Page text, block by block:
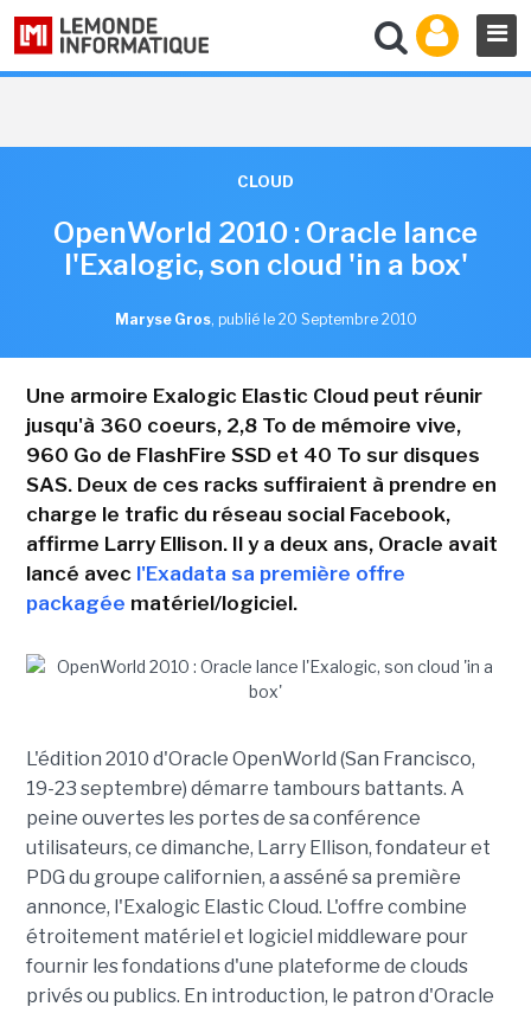
CLOUD
OpenWorld 2010 : Oracle lance
l'Exalogic, son cloud 'in a box'
Maryse Gros, publié le 20 Septembre 2010
Une armoire Exalogic Elastic Cloud peut réunir
jusqu'à 360 coeurs, 2,8 To de mémoire vive,
960 Go de FlashFire SSD et 40 To sur disques
SAS. Deux de ces racks suffiraient à prendre en
charge le trafic du réseau social Facebook,
affirme Larry Ellison. Il y a deux ans, Oracle avait
lancé avec l'Exadata sa première offre
packagée matériel/logiciel.
L'édition 2010 d'Oracle OpenWorld (San Francisco,
19-23 septembre) démarre tambours battants. A
peine ouvertes les portes de sa conférence
utilisateurs, ce dimanche, Larry Ellison, fondateur et
PDG du groupe californien, a asséné sa première
annonce, l'Exalogic Elastic Cloud. L'offre combine
étroitement matériel et logiciel middleware pour
fournir les fondations d'une plateforme de clouds
privés ou publics. En introduction, le patron d'Oracle